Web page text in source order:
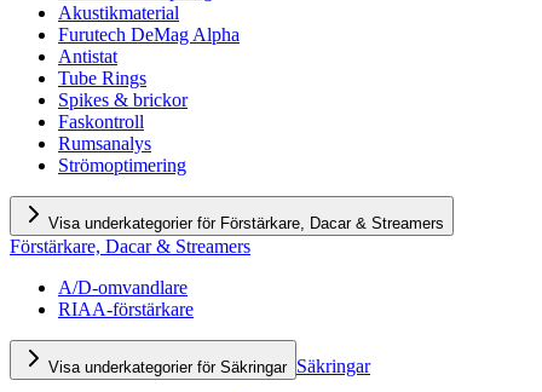
Akustikmaterial
Furutech DeMag Alpha
Antistat
Tube Rings
Spikes & brickor
Faskontroll
Rumsanalys
Strömoptimering
Visa underkategorier för Förstärkare, Dacar & Streamers
Förstärkare, Dacar & Streamers
A/D-omvandlare
RIAA-förstärkare
Visa underkategorier för Säkringar Säkringar